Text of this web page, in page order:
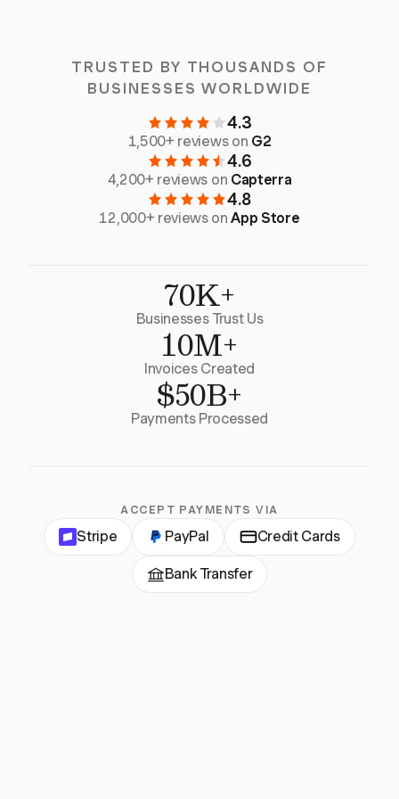
TRUSTED BY THOUSANDS OF
BUSINESSES WORLDWIDE
4.3
1,500+ reviews on G2
4.6
4,200+ reviews on Capterra
4.8
12,000+ reviews onApp Store
70K+
Businesses Trust Us
10M+
Invoices Created
$50B+
Payments Processed
ACCEPT PAYMENTS VIA
Stripe PayPal Credit Cards
Bank Transfer